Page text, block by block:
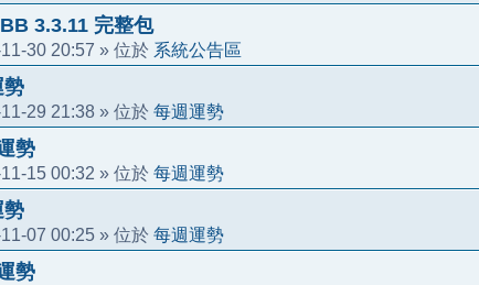
3.3.11 完整包
30 20:57 » 位於 系統公告區
勢
29 21:38 » 位於 每週運勢
勢
15 00:32 » 位於 每週運勢
勢
07 00:25 » 位於 每週運勢
勢